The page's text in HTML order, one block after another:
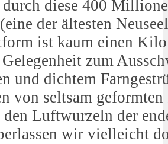
diese 400
der ältesten
ist kaum einen
zum
und dichtem
von seltsam
Luftwurzeln der
wir vielleicht